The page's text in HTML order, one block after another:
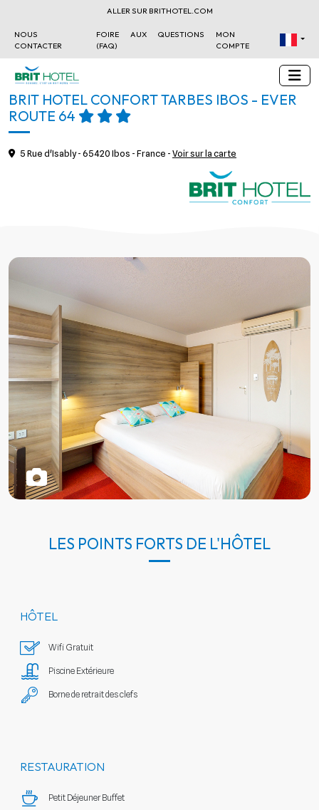
ALLER SUR BRITHOTEL.COM
NOUS
CONTACTER
FOIRE AUX QUESTIONS
(FAQ)
MON
COMPTE
BRIT HOTEL CONFORT TARBES IBOS - EVER
ROUTE 64
5 Rue d'Isably - 65420 Ibos - France - Voir sur la carte
LES POINTS FORTS DE L'HÔTEL
HÔTEL
Wifi Gratuit
Piscine Extérieure
Borne de retrait des clefs
RESTAURATION
Petit Déjeuner Buffet